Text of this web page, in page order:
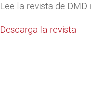
Lee la revista de DMD
Descarga la revista